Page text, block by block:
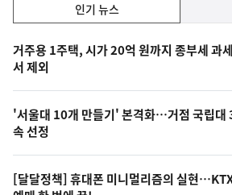
기,
최
신,
오
늘
의
영
인기 뉴스
기
뉴
스
거주용 1주택, 시가 20억 원까지 종부세 과
서 제외
'서울대 10개 만들기' 본격화…거점 국립대
속 선정
[달달정책] 휴대폰 미니멀리즘의 실현